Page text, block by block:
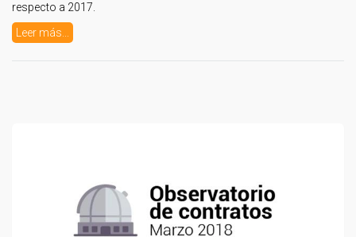
respecto a 2017.
Leer más...